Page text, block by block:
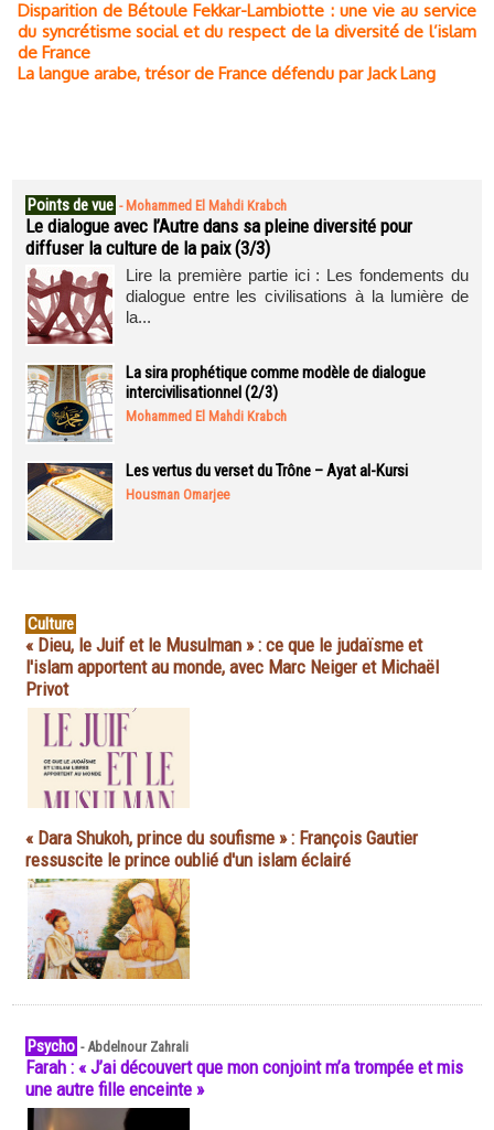
Disparition de Bétoule Fekkar-Lambiotte : une vie au service
du syncrétisme social et du respect de la diversité de l’islam
de France
La langue arabe, trésor de France défendu par Jack Lang
Points de vue - Mohammed El Mahdi Krabch
Le dialogue avec l’Autre dans sa pleine diversité pour
diffuser la culture de la paix (3/3)
Lire la première partie ici : Les fondements du
dialogue entre les civilisations à la lumière de
la...
La sira prophétique comme modèle de dialogue
intercivilisationnel (2/3)
Mohammed El Mahdi Krabch
Les vertus du verset du Trône – Ayat al-Kursi
Housman Omarjee
Culture
« Dieu, le Juif et le Musulman » : ce que le judaïsme et
l'islam apportent au monde, avec Marc Neiger et Michaël
Privot
« Dara Shukoh, prince du soufisme » : François Gautier
ressuscite le prince oublié d'un islam éclairé
Psycho -Abdelnour Zahrali
Farah : « J’ai découvert que mon conjoint m’a trompée et mis
une autre fille enceinte »